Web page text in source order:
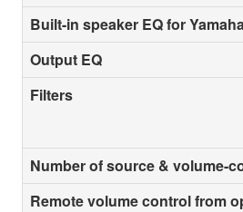
Built-in speaker EQ for
Output EQ
Filters
Number of source & volume-
Remote volume control from